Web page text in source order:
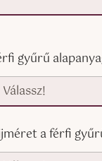
gyűrű
a férfi